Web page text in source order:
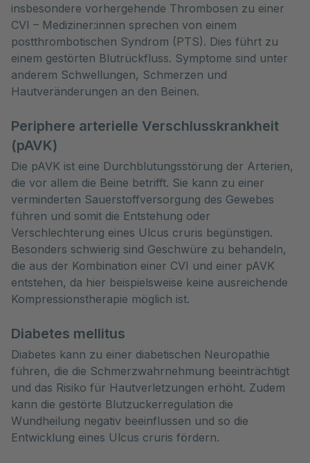
insbesondere vorhergehende Thrombosen zu einer
CVI – Mediziner:innen sprechen von einem
postthrombotischen Syndrom (PTS). Dies führt zu
einem gestörten Blutrückfluss. Symptome sind unter
anderem Schwellungen, Schmerzen und
Hautveränderungen an den Beinen.
Periphere arterielle Verschlusskrankheit
(pAVK)
Die pAVK ist eine Durchblutungsstörung der Arterien,
die vor allem die Beine betrifft. Sie kann zu einer
verminderten Sauerstoffversorgung des Gewebes
führen und somit die Entstehung oder
Verschlechterung eines Ulcus cruris begünstigen.
Besonders schwierig sind Geschwüre zu behandeln,
die aus der Kombination einer CVI und einer pAVK
entstehen, da hier beispielsweise keine ausreichende
Kompressionstherapie möglich ist.
Diabetes mellitus
Diabetes kann zu einer diabetischen Neuropathie
führen, die die Schmerzwahrnehmung beeinträchtigt
und das Risiko für Hautverletzungen erhöht. Zudem
kann die gestörte Blutzuckerregulation die
Wundheilung negativ beeinflussen und so die
Entwicklung eines Ulcus cruris fördern.